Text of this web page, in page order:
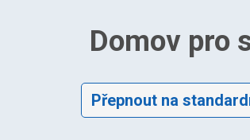
Domov pro
Přepnout na